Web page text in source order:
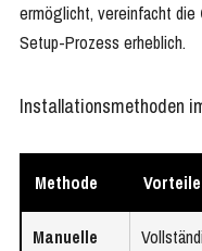
ermöglicht, vereinfacht die
Setup-Prozess erheblich.
Installationsmethoden
Methode Vorteile
Manuelle